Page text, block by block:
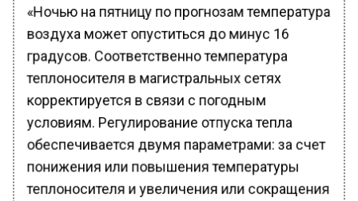
«Ночью на пятницу по прогнозам температура
воздуха может опуститься до минус 16
градусов. Соответственно температура
теплоносителя в магистральных сетях
корректируется в связи с погодным
условиям. Регулирование отпуска тепла
обеспечивается двумя параметрами: за счет
понижения или повышения температуры
теплоносителя и увеличения или сокращения